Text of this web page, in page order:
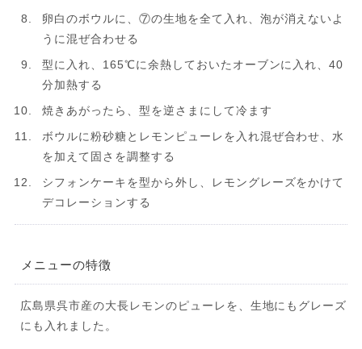
卵白のボウルに、⑦の生地を全て入れ、泡が消えないよ
うに混ぜ合わせる
型に入れ、165℃に余熱しておいたオーブンに入れ、40
分加熱する
焼きあがったら、型を逆さまにして冷ます
ボウルに粉砂糖とレモンピューレを入れ混ぜ合わせ、水
を加えて固さを調整する
シフォンケーキを型から外し、レモングレーズをかけて
デコレーションする
メニューの特徴
広島県呉市産の大長レモンのピューレを、生地にもグレーズ
にも入れました。